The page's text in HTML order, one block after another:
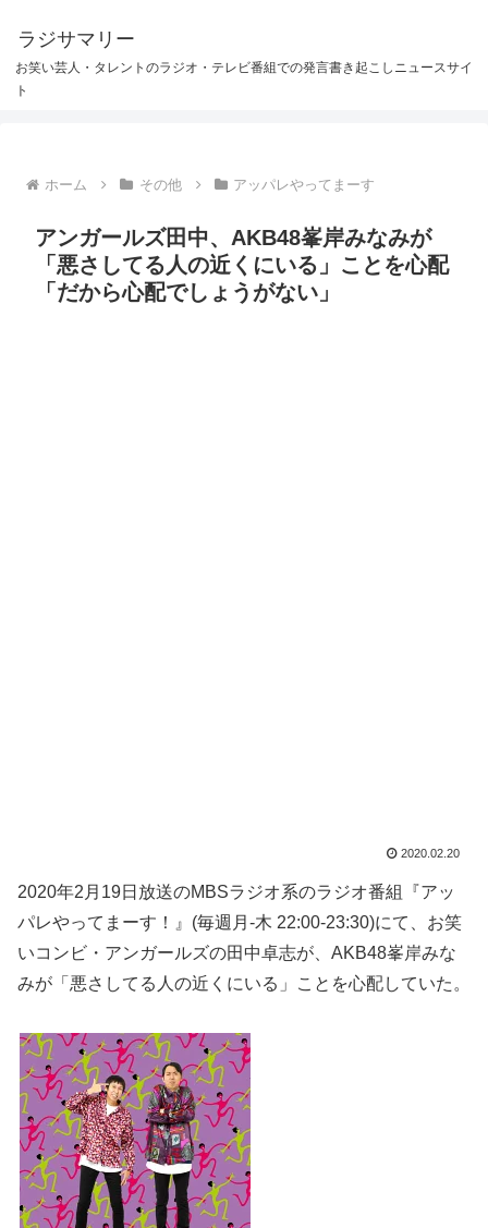
ラジサマリー
お笑い芸人・タレントのラジオ・テレビ番組での発言書き起こしニュースサイ
ト
ホーム その他 アッパレやってまーす
アンガールズ田中、AKB48峯岸みなみが
「悪さしてる人の近くにいる」ことを心配
「だから心配でしょうがない」
2020.02.20
2020年2月19日放送のMBSラジオ系のラジオ番組『アッ
パレやってまーす！』(毎週月-木 22:00-23:30)にて、お笑
いコンビ・アンガールズの田中卓志が、AKB48峯岸みな
みが「悪さしてる人の近くにいる」ことを心配していた。